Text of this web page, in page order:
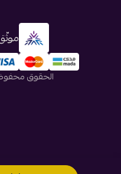
الحقوق محفوظة